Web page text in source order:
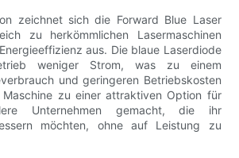
zeichnet sich die Forward Blue Laser
zu herkömmlichen Lasermaschinen
aus. Die blaue Laserdiode
weniger Strom, was zu einem
und geringeren Betriebskosten
zu einer attraktiven Option für
Unternehmen gemacht, die ihr
möchten, ohne auf Leistung zu